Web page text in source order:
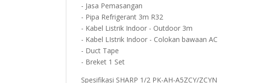
- Jasa Pemasangan
- Pipa Refrigerant 3m R32
- Kabel Listrik Indoor - Outdoor 3m
- Kabel LIstrik Indoor - Colokan bawaan AC
- Duct Tape
- Breket 1 Set
Spesifikasi SHARP 1/2 PK-AH-A5ZCY/ZCYN